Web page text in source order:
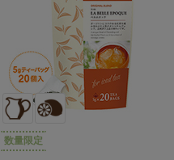
数量限定